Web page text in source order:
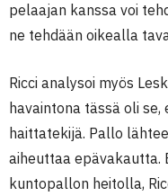
pelaajan kanssa voi
ne tehdään oikealla
Ricci analysoi myös
havaintona tässä oli
haittatekijä. Pallo
aiheuttaa epävakautta.
kuntopallon heitolla,